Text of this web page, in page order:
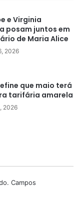
e Virginia
posam juntos em
de Maria Alice
2026
que maio terá
tarifária amarela
2026
Campos